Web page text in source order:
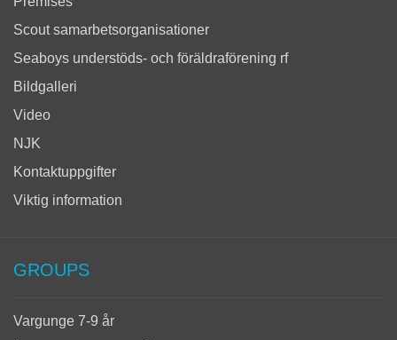
Scout samarbetsorganisationer
Seaboys understöds- och föräldraförening rf
Bildgalleri
Video
NJK
Kontaktuppgifter
Viktig information
GROUPS
Vargunge 7-9 år